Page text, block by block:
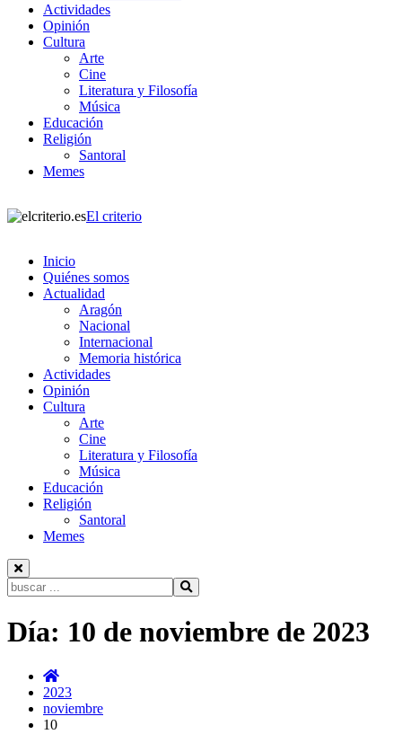
Actividades
Opinión
Cultura
Arte
Cine
Literatura y Filosofía
Música
Educación
Religión
Santoral
Memes
El criterio
Inicio
Quiénes somos
Actualidad
Aragón
Nacional
Internacional
Memoria histórica
Actividades
Opinión
Cultura
Arte
Cine
Literatura y Filosofía
Música
Educación
Religión
Santoral
Memes
Buscar:
Ir
al
Día: 10 de noviembre de 2023
2023
noviembre
10